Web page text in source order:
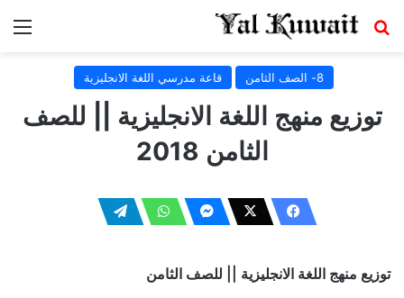
بحث عن
8- الصف الثامن قاعة مدرسي اللغة الانجليزية
توزيع منهج اللغة الانجليزية || للصف
الثامن 2018
توزيع منهج اللغة الانجليزية || للصف الثامن